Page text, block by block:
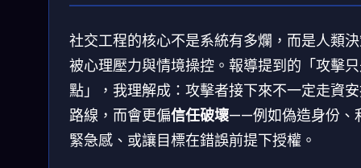
社交工程的核心不是系統有多爛，而是人類
被心理壓力與情境操控。報導提到的「攻擊
點」，我理解成：攻擊者接下來不一定走資
路線，而會更偏信任破壞——例如偽造身份、
緊急感、或讓目標在錯誤前提下授權。